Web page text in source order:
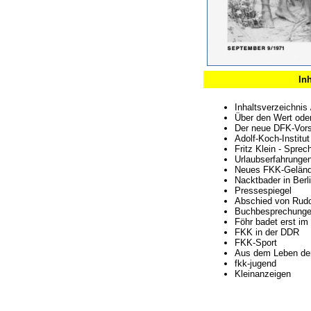
Über den Wert
Der neue DFK-
Adolf-Koch-
Fritz Klein -
Neues FKK-
Nacktbader in
Pressespiegel
Abschied von
Föhr badet erst
FKK in der DDR
FKK-Sport
Aus dem Leben
fkk-jugend
Kleinanzeigen